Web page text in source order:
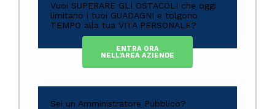
Vuoi SUPERARE GLI OSTACOLI che oggi
limitano i tuoi GUADAGNI e tolgono
TEMPO alla tua VITA PERSONALE?
ENTRA ORA
NELL'AREA AZIENDE
Sei un Amministratore Pubblico?